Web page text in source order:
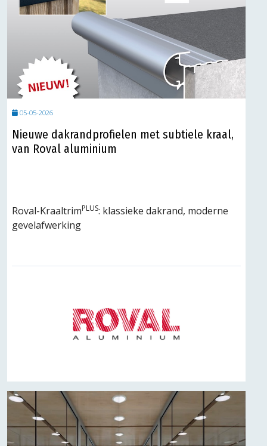
05-05-2026
Nieuwe dakrandprofielen met subtiele kraal,
van Roval aluminium
Roval-KraaltrimPLUS: klassieke dakrand, moderne
gevelafwerking